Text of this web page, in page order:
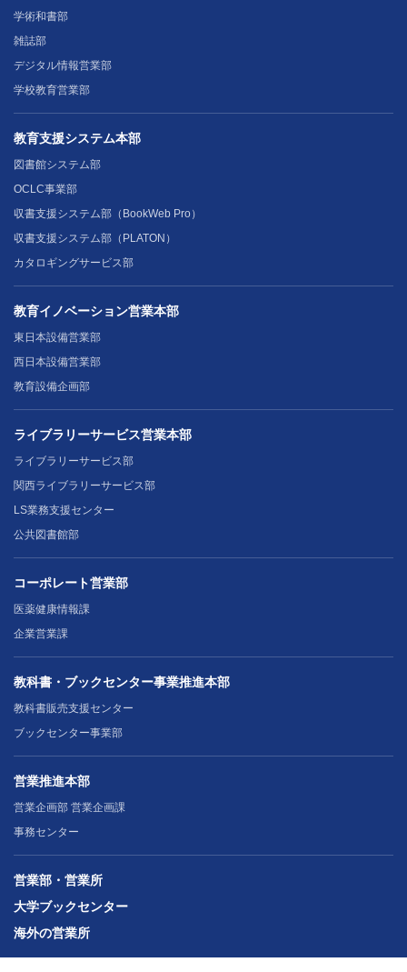
学術和書部
雑誌部
デジタル情報営業部
学校教育営業部
教育支援システム本部
図書館システム部
OCLC事業部
収書支援システム部（BookWeb Pro）
収書支援システム部（PLATON）
カタロギングサービス部
教育イノベーション営業本部
東日本設備営業部
西日本設備営業部
教育設備企画部
ライブラリーサービス営業本部
ライブラリーサービス部
関西ライブラリーサービス部
LS業務支援センター
公共図書館部
コーポレート営業部
医薬健康情報課
企業営業課
教科書・ブックセンター事業推進本部
教科書販売支援センター
ブックセンター事業部
営業推進本部
営業企画部 営業企画課
事務センター
営業部・営業所
大学ブックセンター
海外の営業所